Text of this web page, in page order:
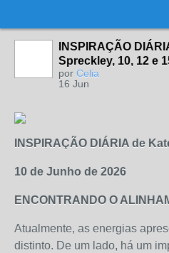
INSPIRAÇÃO
Spreckley, 10, 12 e
por Celia
16 Jun
INSPIRAÇÃO DIÁRIA de
10 de Junho de 2026
ENCONTRANDO O
Atualmente, as energias
distinto. De um lado, há um